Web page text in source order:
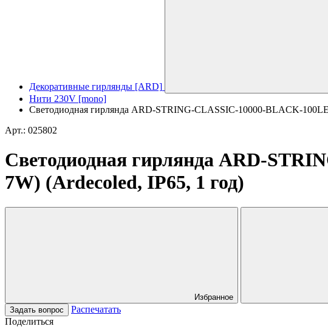
Декоративные гирлянды [ARD]
Нити 230V [mono]
Светодиодная гирлянда ARD-STRING-CLASSIC-10000-BLACK-
Арт.: 025802
Светодиодная гирлянда ARD-
7W) (Ardecoled, IP65, 1 год)
Избранное
Задать вопрос
Распечатать
Поделиться